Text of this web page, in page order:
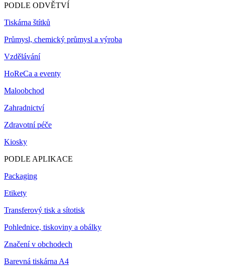
PODLE ODVĚTVÍ
Tiskárna štítků
Průmysl, chemický průmysl a výroba
Vzdělávání
HoReCa a eventy
Maloobchod
Zahradnictví
Zdravotní péče
Kiosky
PODLE APLIKACE
Packaging
Etikety
Transferový tisk a sítotisk
Pohlednice, tiskoviny a obálky
Značení v obchodech
Barevná tiskárna A4